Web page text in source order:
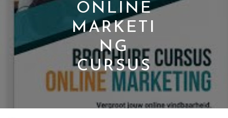
ONLINE
MARKETI
NG
CURSUS